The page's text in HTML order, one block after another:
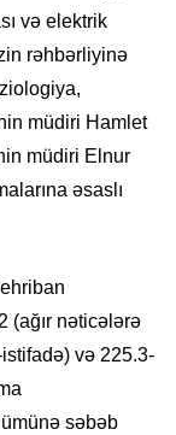
və elektrik
rəhbərliyinə
müdiri Hamlet
müdiri Elnur
əsaslı
(ağır nəticələrə
və 225.3-
səbəb